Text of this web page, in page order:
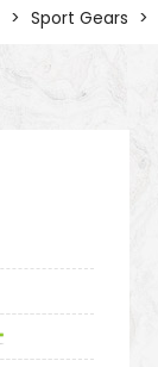
> Sport Gears >